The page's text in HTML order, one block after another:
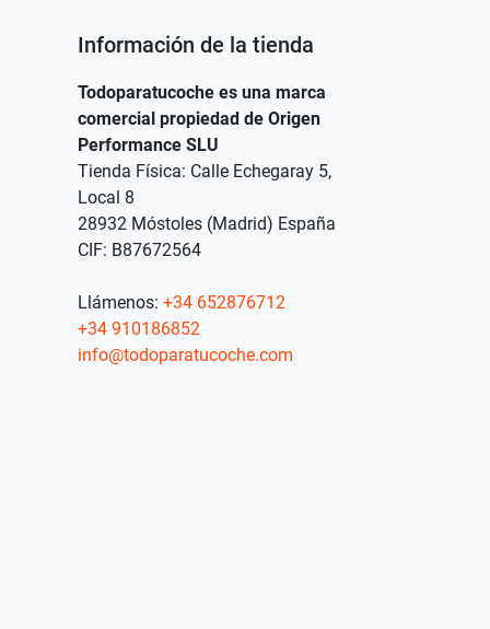
Información de la tienda
Todoparatucoche es una marca
comercial propiedad de Origen
Performance SLU
Tienda Física: Calle Echegaray 5,
Local 8
28932 Móstoles (Madrid) España
CIF: B87672564
Llámenos: +34 652876712
+34 910186852
info@todoparatucoche.com